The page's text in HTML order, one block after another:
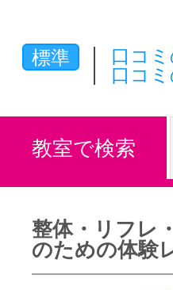
標準
口コ
口コ
教室で検索
整体・リフレ
のための体験